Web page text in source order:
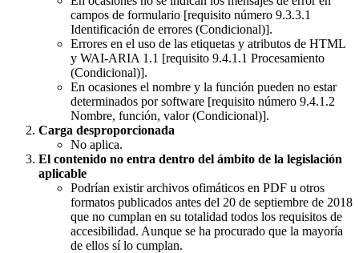
campos de formulario [requisito número 9.3.3.1
Identificación de errores (Condicional)].
Errores en el uso de las etiquetas y atributos de HTML
y WAI-ARIA 1.1 [requisito 9.4.1.1 Procesamiento
(Condicional)].
En ocasiones el nombre y la función pueden no estar
determinados por software [requisito número 9.4.1.2
Nombre, función, valor (Condicional)].
Carga desproporcionada
No aplica.
El contenido no entra dentro del ámbito de la legislación
aplicable
Podrían existir archivos ofimáticos en PDF u otros
formatos publicados antes del 20 de septiembre de 2018
que no cumplan en su totalidad todos los requisitos de
accesibilidad. Aunque se ha procurado que la mayoría
de ellos sí lo cumplan.